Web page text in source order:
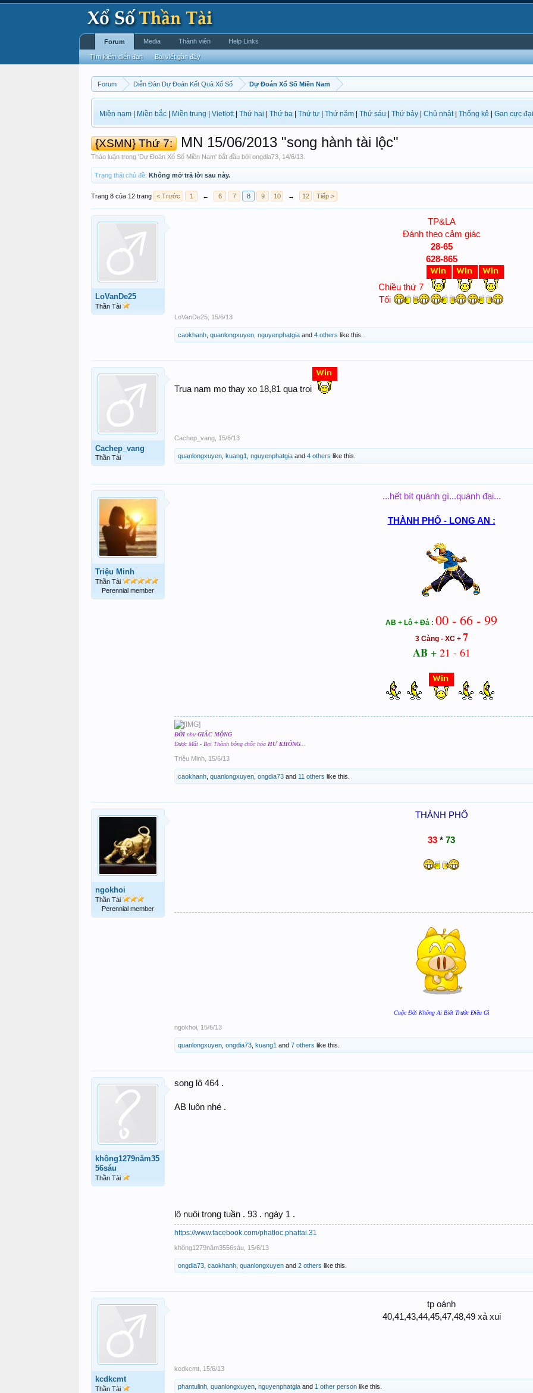
Forum Diễn Đàn Dự Đoán Kết Quả Xổ Số Dự Đoán Xổ Số Miền Nam
Miền nam Miền bắc Miền trung Vietlott| Thứ hai Thứ ba Thứ tư Thứ năm Thứ sáu Thứ bảy Chủ nhật| Thống kê Gan cực đại
{XSMN} Thứ 7: MN 15/06/2013 "song hành tài lộ̣c"
Thảo luận trong 'Dự Đoán Xổ Số Miền Nam' bắt đầu bởi ongdia73 14/6/13
Trạng thái chủ đề: Không mở trả lời sau này.
Trang 8 của 12 trang < Trước 1 ← 6 7 8 9 10 → 12 Tiếp >
LoVanDe25
Thần Tài
TP&LA
Đánh theo cảm giác
28-65
628-865
Chiều thứ 7
Tối
LoVanDe25 15/6/13
caokhanh quanlongxuyen nguyenphatgia and 4 others like this.
Cachep_vang
Thần Tài
Trua nam mo thay xo 18,81 qua troi
Cachep_vang 15/6/13
quanlongxuyen kuang1 nguyenphatgia and 4 others like this.
Triệu Minh
Thần Tài
Perennial member
...hết bít quánh gì...quánh đại...
THÀNH PHỐ - LONG AN :
AB + Lô + Đá : 00 - 66 - 99
3 Càng - XC + 7
AB +21 - 61
ĐỜI nhưGIẤC MỘNG
Được Mất - Bại Thành bỗng chốc hóa HƯ KHÔNG
Triệu Minh 15/6/13
caokhanh quanlongxuyen ongdia73 and 11 others like this.
ngokhoi
Thần Tài
Perennial member
THÀNH PHỐ
33 * 73
Cuộc Đời Không Ai Biết Trước Điều Gì
ngokhoi 15/6/13
quanlongxuyen ongdia73 kuang1 and 7 others like this.
không1279năm35
56sáu
Thần Tài
song lô 464 .
AB luôn nhé .
lô nuôi trong tuần . 93 . ngày 1 .
https://www.facebook.com/phatloc.phattai.31
không1279năm3556sáu 15/6/13
ongdia73 caokhanh quanlongxuyen and 2 others like this.
kcdkcmt
Thần Tài
tp oánh
40,41,43,44,45,47,48,49 xả xui
kcdkcmt 15/6/13
phantulinh quanlongxuyen nguyenphatgia and 1 other person like this.
Forum
Tìm kiếm diễn đàn Bài viết gần đây
Media Thành viên Help Links